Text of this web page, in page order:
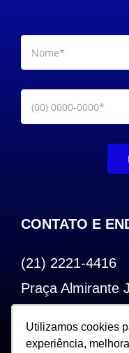
Utilizamos cookies
experiência,
Utilizamos cookies
experiência,
CONTATO E
(21) 2221-4416
Praça Almirante
CEP: 20.240-000